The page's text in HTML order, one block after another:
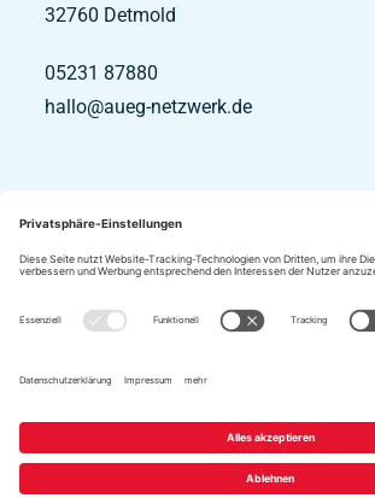
32760 Detmold
05231 87880
hallo@aueg-netzwerk.de
Impressum
Informationspflichten